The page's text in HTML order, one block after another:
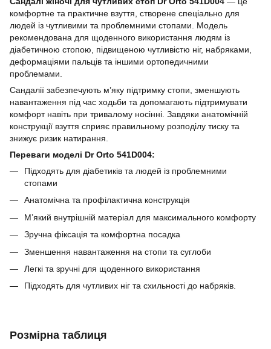
комфортне та практичне взуття, створене спеціально для
людей із чутливими та проблемними стопами. Модель
рекомендована для щоденного використання людям із
діабетичною стопою, підвищеною чутливістю ніг, набряками,
деформаціями пальців та іншими ортопедичними
проблемами.
Сандалії забезпечують м’яку підтримку стопи, зменшують
навантаження під час ходьби та допомагають підтримувати
комфорт навіть при тривалому носінні. Завдяки анатомічній
конструкції взуття сприяє правильному розподілу тиску та
знижує ризик натирання.
Переваги моделі Dr Orto 541D004:
Підходять для діабетиків та людей із проблемними
стопами
Анатомічна та профілактична конструкція
М’який внутрішній матеріал для максимального комфорту
Зручна фіксація та комфортна посадка
Зменшення навантаження на стопи та суглоби
Легкі та зручні для щоденного використання
Підходять для чутливих ніг та схильності до набряків.
Розмірна таблиця